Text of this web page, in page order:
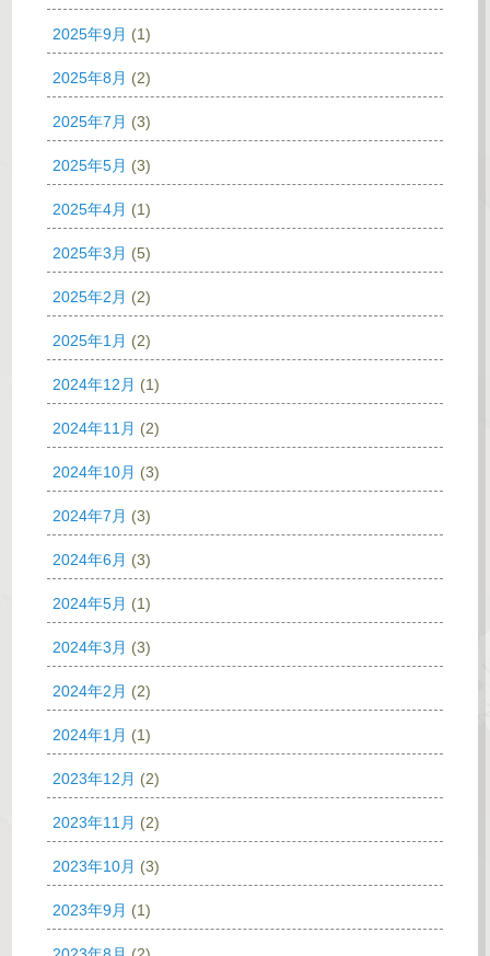
2025年9月 (1)
2025年8月 (2)
2025年7月 (3)
2025年5月 (3)
2025年4月 (1)
2025年3月 (5)
2025年2月 (2)
2025年1月 (2)
2024年12月 (1)
2024年11月 (2)
2024年10月 (3)
2024年7月 (3)
2024年6月 (3)
2024年5月 (1)
2024年3月 (3)
2024年2月 (2)
2024年1月 (1)
2023年12月 (2)
2023年11月 (2)
2023年10月 (3)
2023年9月 (1)